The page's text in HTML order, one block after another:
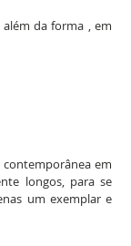
da forma , em
em
longos, para se
um exemplar e